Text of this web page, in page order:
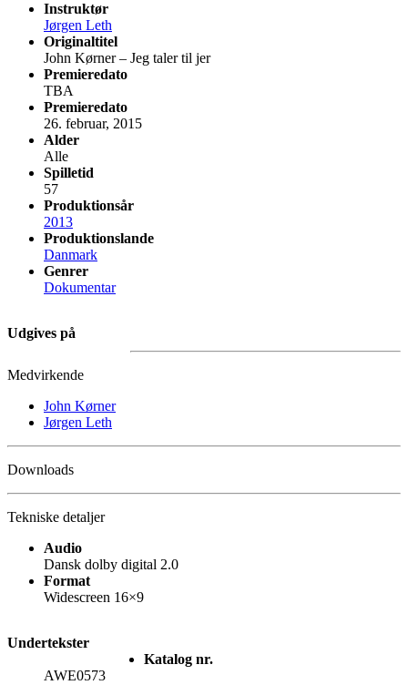
Instruktør
Jørgen Leth
Originaltitel
John Kørner – Jeg taler til jer
Premieredato
TBA
Premieredato
26. februar, 2015
Alder
Alle
Spilletid
57
Produktionsår
2013
Produktionslande
Danmark
Genrer
Dokumentar
Udgives på
Medvirkende
John Kørner
Jørgen Leth
Downloads
Tekniske detaljer
Audio
Dansk dolby digital 2.0
Format
Widescreen 16×9
Undertekster
Katalog nr.
AWE0573